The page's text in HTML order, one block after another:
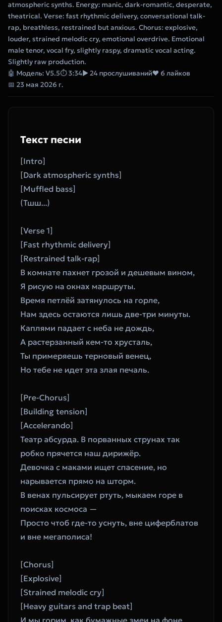
atmospheric synths. Energy: manic, dark-romantic, desperate,
theatrical. Verse: fast rhythmic delivery, conversational talk-
rap, breathless, restrained but anxious. Chorus: explosive,
louder, strained melodic cry, emotional overdrive. Emotional
male tenor, vocal fry, slightly raspy, dramatic vocal acting.
Slightly raw production.
🤖 Модель: V5.5⏱ 3:34▶ 24 прослушиваний❤ 6 лайков
📅 23 мая 2026 г.
Текст песни
[Intro]
[Dark atmospheric synths]
[Muffled bass]
(Тшш...)
[Verse 1]
[Fast rhythmic delivery]
[Restrained talk-rap]
В комнате пахнет грозой и дешевым вином,
Я рисую на окнах маршруты.
Время петлёй затянулось на горле,
Нам здесь остаются лишь две-три минуты.
Каплями падает с неба не дождь,
А растерзанный кем-то хрусталь,
Ты примеряешь терновый венец,
Но тебе не идет эта злая печаль.
[Pre-Chorus]
[Building tension]
[Accelerando]
Театр абсурда. В порванных струнах так
робко прячется наш дирижёр.
Девочка с маками ищет спасение, но
нарывается прямо на шторм.
В венах пульсирует ртуть, мыкаем горе в
поисках космоса —
Просто чтоб где-то уснуть, вне циферблатов
и вне мегаполиса!
[Chorus]
[Explosive]
[Strained melodic cry]
[Heavy guitars and trap beat]
И мы горим, как бумажные змеи на фоне